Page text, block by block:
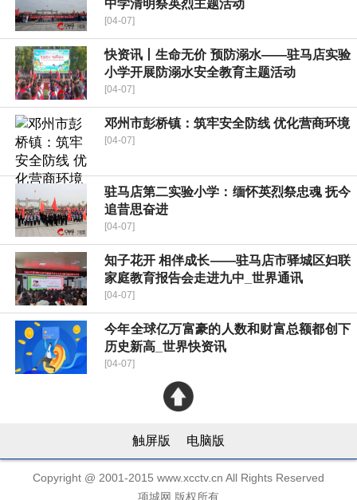
中学清明祭英烈主题活动
[04-07]
快资讯丨生命无价 预防溺水——驻马店实验
小学开展防溺水安全教育主题活动
[04-07]
邓州市彭桥镇：筑牢安全防线 优化营商环境
[04-07]
驻马店第二实验小学：缅怀英烈祭忠魂 抚今
追昔思奋进
[04-07]
知子花开 相伴成长——驻马店市驿城区妇联
家庭教育报告会走进九中_世界通讯
[04-07]
今年全球亿万富豪的人数和财富总额都创下
历史新高_世界快资讯
[04-07]
触屏版 电脑版
Copyright @ 2001-2015 www.xcctv.cn All Rights Reserved
项城网 版权所有